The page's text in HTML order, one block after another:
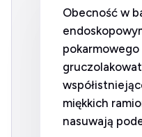
Obecność w
miękkich
nasuwają